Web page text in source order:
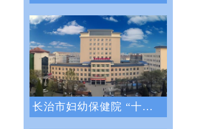
长治市妇幼保健院 “十四五”医院战略与绩